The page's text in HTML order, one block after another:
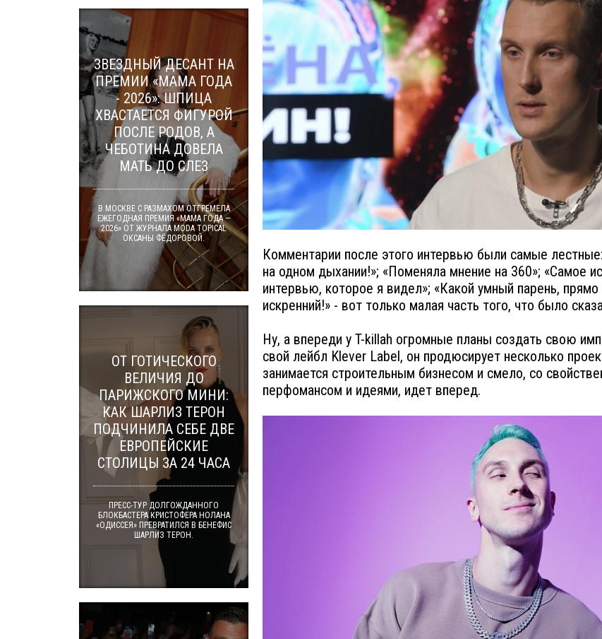
Комментарии после этого интервью были самые
на одном дыхании!»; «Поменяла мнение на 360»; «Самое
интервью, которое я видел»; «Какой умный парень,
искренний!» - вот только малая часть того, что было
Ну, а впереди у T-killah огромные планы создать свою
свой лейбл Klever Label, он продюсирует несколько
занимается строительным бизнесом и смело, со
перфомансом и идеями, идет вперед.
ЗВЕЗДНЫЙ ДЕСАНТ НА
ПРЕМИИ «МАМА ГОДА
- 2026»: ШПИЦА
ХВАСТАЕТСЯ ФИГУРОЙ
ПОСЛЕ РОДОВ, А
ЧЕБОТИНА ДОВЕЛА
МАТЬ ДО СЛЕЗ
В МОСКВЕ С РАЗМАХОМ ОТГРЕМЕЛА
ЕЖЕГОДНАЯ ПРЕМИЯ «МАМА ГОДА —
2026» ОТ ЖУРНАЛА MODA TOPICAL
ОКСАНЫ ФЁДОРОВОЙ.
ОТ ГОТИЧЕСКОГО
ВЕЛИЧИЯ ДО
ПАРИЖСКОГО МИНИ:
КАК ШАРЛИЗ ТЕРОН
ПОДЧИНИЛА СЕБЕ ДВЕ
ЕВРОПЕЙСКИЕ
СТОЛИЦЫ ЗА 24 ЧАСА
ПРЕСС-ТУР ДОЛГОЖДАННОГО
БЛОКБАСТЕРА КРИСТОФЕРА НОЛАНА
«ОДИССЕЯ» ПРЕВРАТИЛСЯ В БЕНЕФИС
ШАРЛИЗ ТЕРОН.